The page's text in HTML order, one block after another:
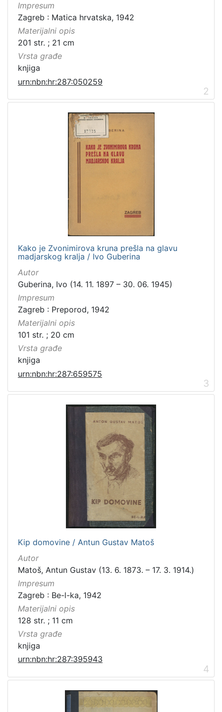
Impresum
Zagreb : Matica hrvatska, 1942
Materijalni opis
201 str. ; 21 cm
Vrsta građe
knjiga
urn:nbn:hr:287:050259
2
Kako je Zvonimirova kruna prešla na glavu
madjarskog kralja / Ivo Guberina
Autor
Guberina, Ivo (14. 11. 1897 – 30. 06. 1945)
Impresum
Zagreb : Preporod, 1942
Materijalni opis
101 str. ; 20 cm
Vrsta građe
knjiga
urn:nbn:hr:287:659575
3
Kip domovine / Antun Gustav Matoš
Autor
Matoš, Antun Gustav (13. 6. 1873. – 17. 3. 1914.)
Impresum
Zagreb : Be-l-ka, 1942
Materijalni opis
128 str. ; 11 cm
Vrsta građe
knjiga
urn:nbn:hr:287:395943
4